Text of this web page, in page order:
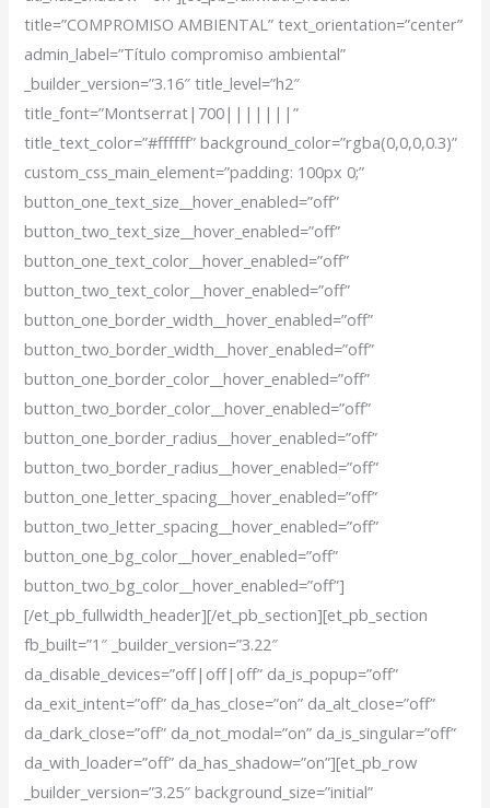
title=”COMPROMISO AMBIENTAL” text_orientation=”center”
admin_label=”Título compromiso ambiental”
_builder_version=”3.16″ title_level=”h2″
title_font=”Montserrat|700|||||||”
title_text_color=”#ffffff” background_color=”rgba(0,0,0,0.3)”
custom_css_main_element=”padding: 100px 0;”
button_one_text_size__hover_enabled=”off”
button_two_text_size__hover_enabled=”off”
button_one_text_color__hover_enabled=”off”
button_two_text_color__hover_enabled=”off”
button_one_border_width__hover_enabled=”off”
button_two_border_width__hover_enabled=”off”
button_one_border_color__hover_enabled=”off”
button_two_border_color__hover_enabled=”off”
button_one_border_radius__hover_enabled=”off”
button_two_border_radius__hover_enabled=”off”
button_one_letter_spacing__hover_enabled=”off”
button_two_letter_spacing__hover_enabled=”off”
button_one_bg_color__hover_enabled=”off”
button_two_bg_color__hover_enabled=”off”]
[/et_pb_fullwidth_header][/et_pb_section][et_pb_section
fb_built=”1″ _builder_version=”3.22″
da_disable_devices=”off|off|off” da_is_popup=”off”
da_exit_intent=”off” da_has_close=”on” da_alt_close=”off”
da_dark_close=”off” da_not_modal=”on” da_is_singular=”off”
da_with_loader=”off” da_has_shadow=”on”][et_pb_row
_builder_version=”3.25″ background_size=”initial”